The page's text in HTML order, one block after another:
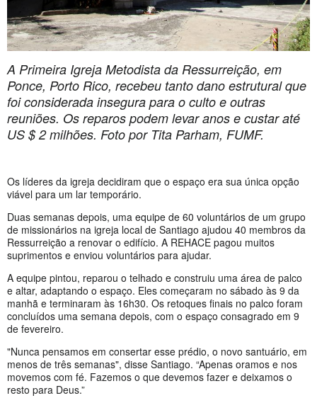
A Primeira Igreja Metodista da Ressurreição, em
Ponce, Porto Rico, recebeu tanto dano estrutural que
foi considerada insegura para o culto e outras
reuniões. Os reparos podem levar anos e custar até
US $ 2 milhões. Foto por Tita Parham, FUMF.
Os líderes da igreja decidiram que o espaço era sua única opção
viável para um lar temporário.
Duas semanas depois, uma equipe de 60 voluntários de um grupo
de missionários na igreja local de Santiago ajudou 40 membros da
Ressurreição a renovar o edifício. A REHACE pagou muitos
suprimentos e enviou voluntários para ajudar.
A equipe pintou, reparou o telhado e construiu uma área de palco
e altar, adaptando o espaço. Eles começaram no sábado às 9 da
manhã e terminaram às 16h30. Os retoques finais no palco foram
concluídos uma semana depois, com o espaço consagrado em 9
de fevereiro.
"Nunca pensamos em consertar esse prédio, o novo santuário, em
menos de três semanas", disse Santiago. “Apenas oramos e nos
movemos com fé. Fazemos o que devemos fazer e deixamos o
resto para Deus.”